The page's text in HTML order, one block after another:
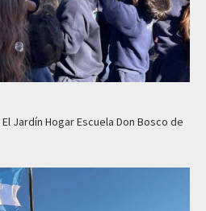
El Jardín Hogar Escuela Don Bosco de